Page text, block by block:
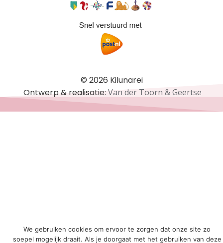
© 2026 Kilunarei
Ontwerp & realisatie:Van der Toorn & Geertse
We gebruiken cookies om ervoor te zorgen dat onze site zo
soepel mogelijk draait. Als je doorgaat met het gebruiken van deze